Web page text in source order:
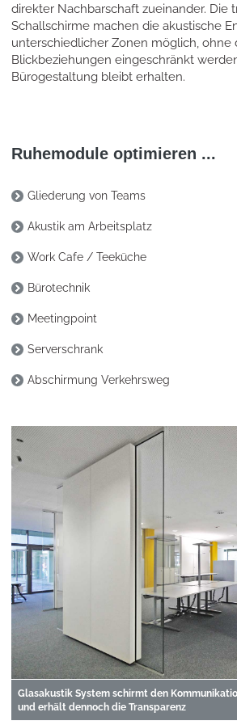
direkter Nachbarschaft zueinander. Die
Schallschirme machen die akustische
unterschiedlicher Zonen möglich, ohne
Blickbeziehungen eingeschränkt
Bürogestaltung bleibt erhalten.
Ruhemodule optimieren ...
Gliederung von Teams
Akustik am Arbeitsplatz
Work Cafe / Teeküche
Bürotechnik
Meetingpoint
Serverschrank
Abschirmung Verkehrsweg
Glasakustik System schirmt den
und erhält dennoch die Transparenz